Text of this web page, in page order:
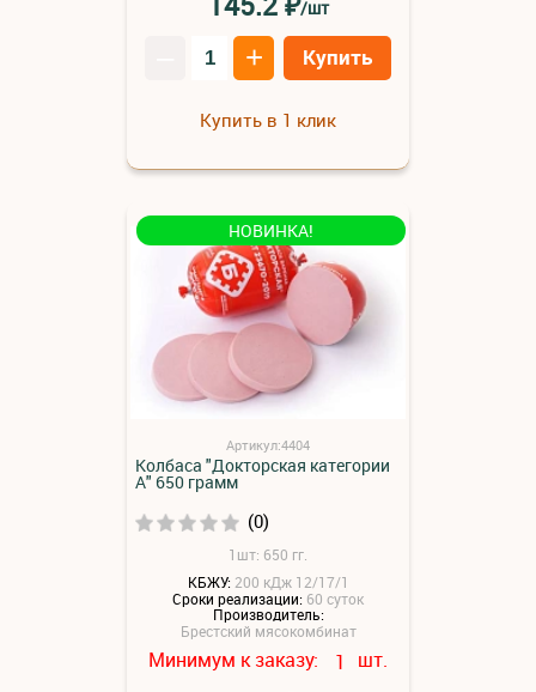
/шт
+ Купить
Купить в 1 клик
НОВИНКА!
Артикул:4404
Колбаса "Докторская категории
А" 650 грамм
(0)
1шт: 650 гг.
КБЖУ: 200 кДж 12/17/1
Сроки реализации: 60 суток
Производитель:
Брестский мясокомбинат
Минимум к заказу: 1 шт.